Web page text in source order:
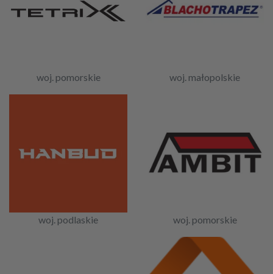
woj. pomorskie woj. małopolskie
woj. podlaskie woj. pomorskie